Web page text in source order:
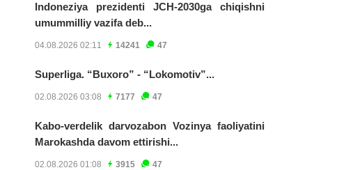
Indoneziya prezidenti JCH-2030ga chiqishni
umummilliy vazifa deb...
04.08.2026 02:11 14241 47
Superliga. “Buxoro” - “Lokomotiv”...
02.08.2026 03:08 7177 47
Kabo-verdelik darvozabon Vozinya faoliyatini
Marokashda davom ettirishi...
02.08.2026 01:08 3915 47